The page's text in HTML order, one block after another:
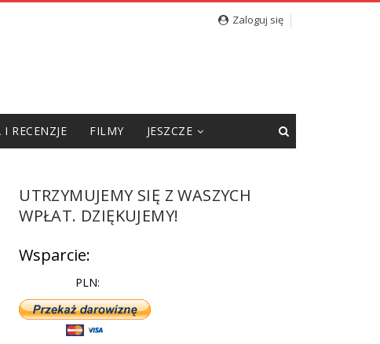
słowa pod adresem redakcji [WIDEO] Zaloguj się
RECENZJE FILMY JESZCZE
UTRZYMUJEMY SIĘ Z WASZYCH
WPŁAT. DZIĘKUJEMY!
Wsparcie:
PLN: